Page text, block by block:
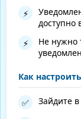
⚡
доступно
⚡
Не нужно
Как
✅ Зайдите в